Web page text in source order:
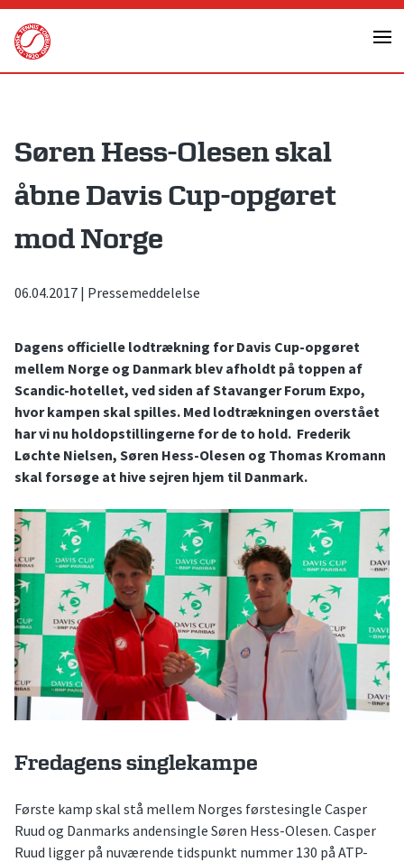
Skip
content
Søren Hess-Olesen skal
åbne Davis Cup-opgøret
mod Norge
06.04.2017 | Pressemeddelelse
Dagens officielle lodtrækning for Davis Cup-opgøret
mellem Norge og Danmark blev afholdt på toppen af
Scandic-hotellet, ved siden af Stavanger Forum Expo,
hvor kampen skal spilles. Med lodtrækningen overstået
har vi nu holdopstillingerne for de to hold. Frederik
Løchte Nielsen, Søren Hess-Olesen og Thomas Kromann
skal forsøge at hive sejren hjem til Danmark.
Fredagens singlekampe
Første kamp skal stå mellem Norges førstesingle Casper
Ruud og Danmarks andensingle Søren Hess-Olesen. Casper
Ruud ligger på nuværende tidspunkt nummer 130 på ATP-